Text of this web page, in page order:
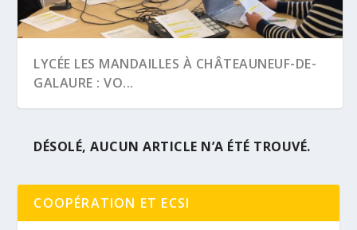
LYCÉE LES MANDAILLES À CHÂTEAUNEUF-DE-
GALAURE : VO...
DÉSOLÉ, AUCUN ARTICLE N’A ÉTÉ TROUVÉ.
COOPÉRATION ET ECSI